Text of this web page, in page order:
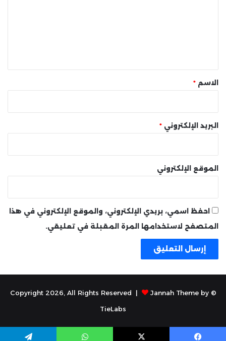
* الاسم *
البريد الإلكتروني *
الموقع الإلكتروني
احفظ اسمي، بريدي الإلكتروني، والموقع الإلكتروني في هذا
المتصفح لاستخدامها المرة المقبلة في تعليقي.
© Copyright 2026, All Rights Reserved |
Jannah Theme by
TieLabs